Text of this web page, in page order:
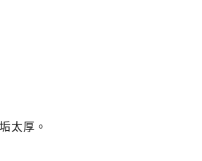
太厚。